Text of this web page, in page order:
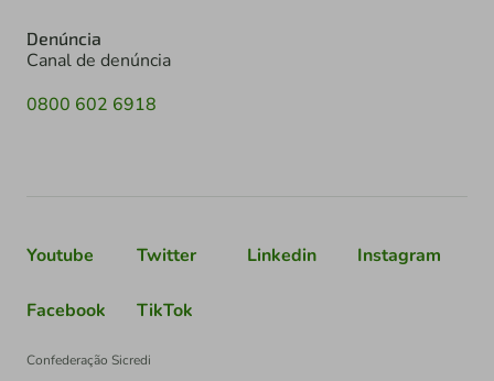
Denúncia
Canal de denúncia
0800 602 6918
Youtube Twitter Linkedin Instagram
Facebook TikTok
Confederação Sicredi